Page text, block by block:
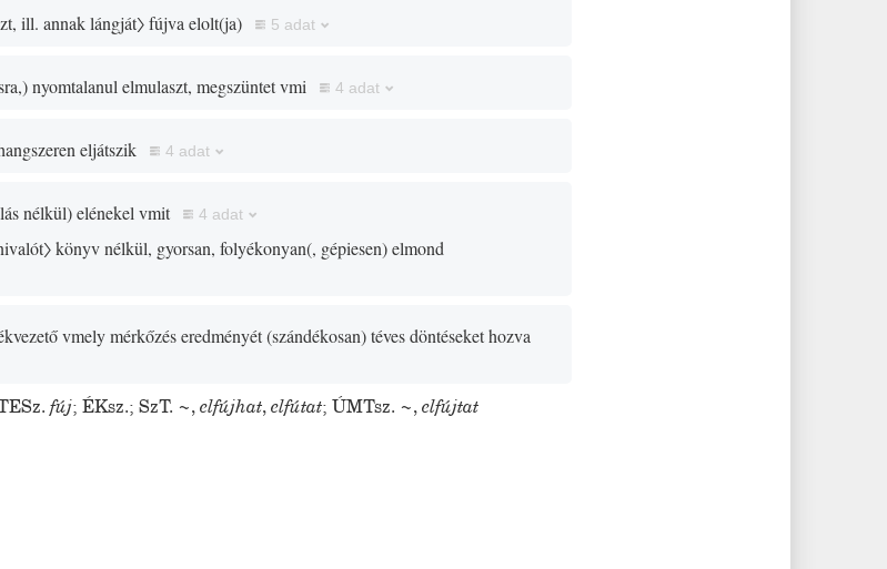
ill. annak lángját〉fújva elolt(ja) 5 adat
)nyomtalanul elmulaszt, megszüntet vmi 4 adat
eljátszik 4 adat
nélkül)elénekel vmit 4 adat
könyv nélkül, gyorsan, folyékonyan(, gépiesen)elmond
vmely mérkőzés eredményét(szándékosan)téves döntéseket hozva
fúj;ÉKsz.;SzT. ~,elfújhat,elfútat;ÚMTsz. ~,elfújtat